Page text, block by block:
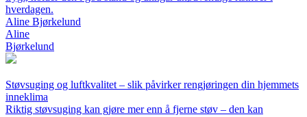
hverdagen.
Aline Bjørkelund
Aline
Bjørkelund
Støvsuging og luftkvalitet – slik påvirker rengjøringen din hjemmets
inneklima
Riktig støvsuging kan gjøre mer enn å fjerne støv – den kan